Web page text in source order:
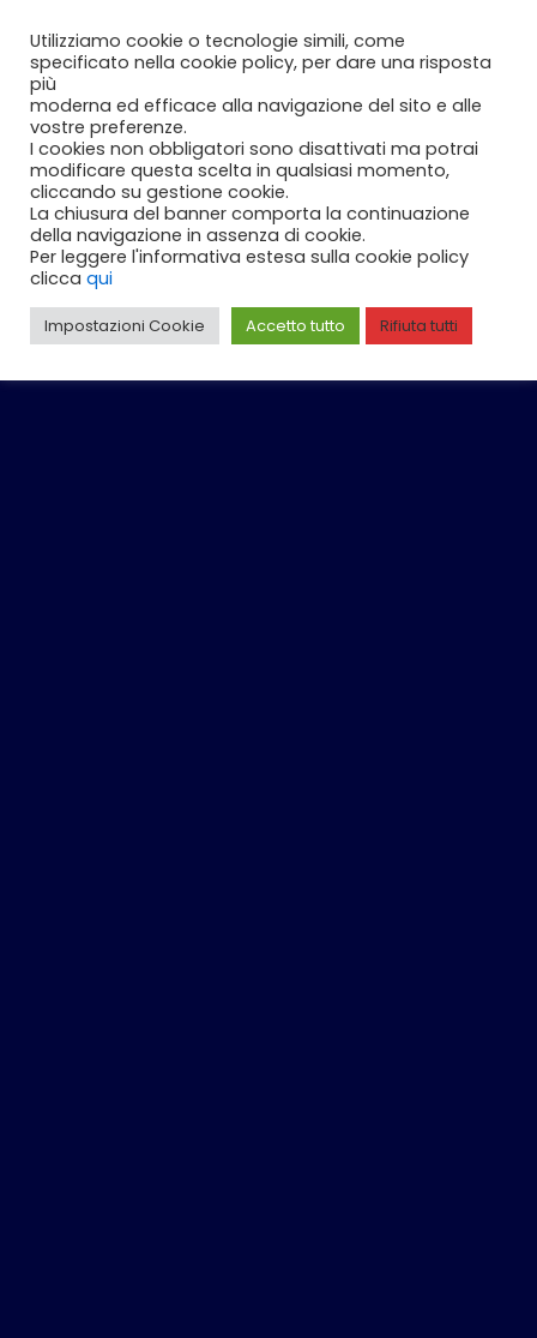
contenuto
Utilizziamo cookie o tecnologie simili, come
specificato nella cookie policy, per dare una risposta
più
moderna ed efficace alla navigazione del sito e alle
vostre preferenze.
I cookies non obbligatori sono disattivati ma potrai
modificare questa scelta in qualsiasi momento,
cliccando su gestione cookie.
La chiusura del banner comporta la continuazione
della navigazione in assenza di cookie.
Per leggere l'informativa estesa sulla cookie policy
clicca qui
Impostazioni Cookie Accetto tutto Rifiuta tutti